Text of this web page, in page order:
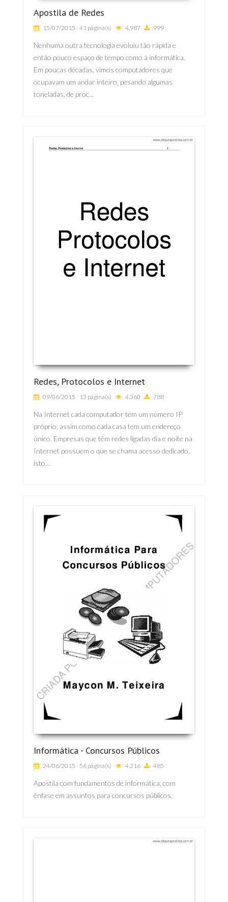
Apostila de Redes
15/07/2015 41 página(s) 4.987 999
Nenhuma outra tecnologia evoluiu tão rápida e
então pouco espaço de tempo como à informática.
Em poucas décadas, vimos computadores que
ocupavam um andar inteiro, pesando algumas
toneladas, de proc...
Redes, Protocolos e Internet
09/06/2015 13 página(s) 4.360 788
Na Internet cada computador tem um número IP
próprio, assim como cada casa tem um endereço
único. Empresas que têm redes ligadas dia e noite na
Internet possuem o que se chama acesso dedicado,
isto...
Informática - Concursos Públicos
24/06/2015 56 página(s) 4.216 485
Apostila com fundamentos de informática, com
ênfase em assuntos para concursos públicos.